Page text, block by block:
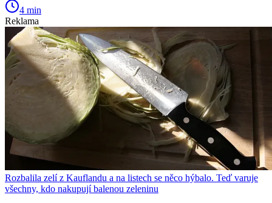
4 min
Reklama
Rozbalila zelí z Kauflandu a na listech se něco hýbalo. Teď varuje
všechny, kdo nakupují balenou zeleninu